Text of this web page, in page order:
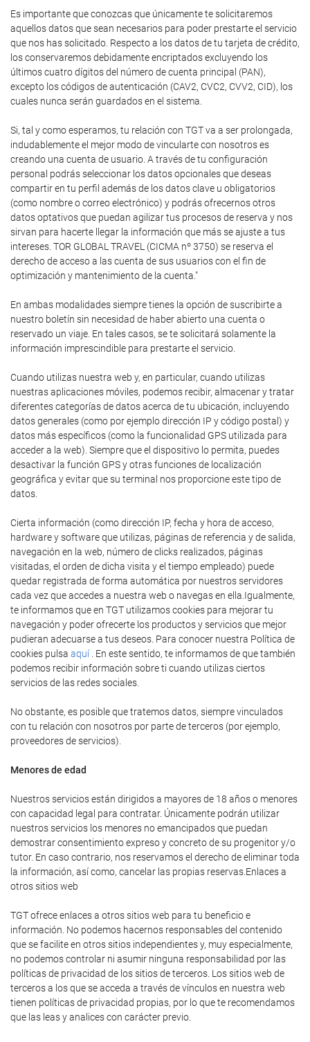
Es importante que conozcas que únicamente te solicitaremos
aquellos datos que sean necesarios para poder prestarte el servicio
que nos has solicitado. Respecto a los datos de tu tarjeta de crédito,
los conservaremos debidamente encriptados excluyendo los
últimos cuatro dígitos del número de cuenta principal (PAN),
excepto los códigos de autenticación (CAV2, CVC2, CVV2, CID), los
cuales nunca serán guardados en el sistema.
Si, tal y como esperamos, tu relación con TGT va a ser prolongada,
indudablemente el mejor modo de vincularte con nosotros es
creando una cuenta de usuario. A través de tu configuración
personal podrás seleccionar los datos opcionales que deseas
compartir en tu perfil además de los datos clave u obligatorios
(como nombre o correo electrónico) y podrás ofrecernos otros
datos optativos que puedan agilizar tus procesos de reserva y nos
sirvan para hacerte llegar la información que más se ajuste a tus
intereses. TOR GLOBAL TRAVEL (CICMA nº 3750) se reserva el
derecho de acceso a las cuenta de sus usuarios con el fin de
optimización y mantenimiento de la cuenta."
En ambas modalidades siempre tienes la opción de suscribirte a
nuestro boletín sin necesidad de haber abierto una cuenta o
reservado un viaje. En tales casos, se te solicitará solamente la
información imprescindible para prestarte el servicio.
Cuando utilizas nuestra web y, en particular, cuando utilizas
nuestras aplicaciones móviles, podemos recibir, almacenar y tratar
diferentes categorías de datos acerca de tu ubicación, incluyendo
datos generales (como por ejemplo dirección IP y código postal) y
datos más específicos (como la funcionalidad GPS utilizada para
acceder a la web). Siempre que el dispositivo lo permita, puedes
desactivar la función GPS y otras funciones de localización
geográfica y evitar que su terminal nos proporcione este tipo de
datos.
Cierta información (como dirección IP, fecha y hora de acceso,
hardware y software que utilizas, páginas de referencia y de salida,
navegación en la web, número de clicks realizados, páginas
visitadas, el orden de dicha visita y el tiempo empleado) puede
quedar registrada de forma automática por nuestros servidores
cada vez que accedes a nuestra web o navegas en ella.Igualmente,
te informamos que en TGT utilizamos cookies para mejorar tu
navegación y poder ofrecerte los productos y servicios que mejor
pudieran adecuarse a tus deseos. Para conocer nuestra Política de
cookies pulsa aquí . En este sentido, te informamos de que también
podemos recibir información sobre ti cuando utilizas ciertos
servicios de las redes sociales.
No obstante, es posible que tratemos datos, siempre vinculados
con tu relación con nosotros por parte de terceros (por ejemplo,
proveedores de servicios).
Menores de edad
Nuestros servicios están dirigidos a mayores de 18 años o menores
con capacidad legal para contratar. Únicamente podrán utilizar
nuestros servicios los menores no emancipados que puedan
demostrar consentimiento expreso y concreto de su progenitor y/o
tutor. En caso contrario, nos reservamos el derecho de eliminar toda
la información, así como, cancelar las propias reservas.Enlaces a
otros sitios web
TGT ofrece enlaces a otros sitios web para tu beneficio e
información. No podemos hacernos responsables del contenido
que se facilite en otros sitios independientes y, muy especialmente,
no podemos controlar ni asumir ninguna responsabilidad por las
políticas de privacidad de los sitios de terceros. Los sitios web de
terceros a los que se acceda a través de vínculos en nuestra web
tienen políticas de privacidad propias, por lo que te recomendamos
que las leas y analices con carácter previo.